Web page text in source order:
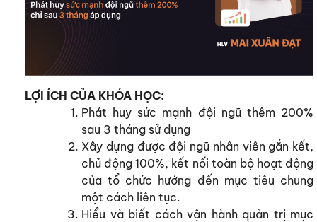
LỢI ÍCH CỦA KHÓA HỌC:
Phát huy sức mạnh đội ngũ thêm 200%
sau 3 tháng sử dụng
Xây dựng được đội ngũ nhân viên gắn kết,
chủ động 100%, kết nối toàn bộ hoạt động
của tổ chức hướng đến mục tiêu chung
một cách liên tục.
Hiểu và biết cách vận hành quản trị mục